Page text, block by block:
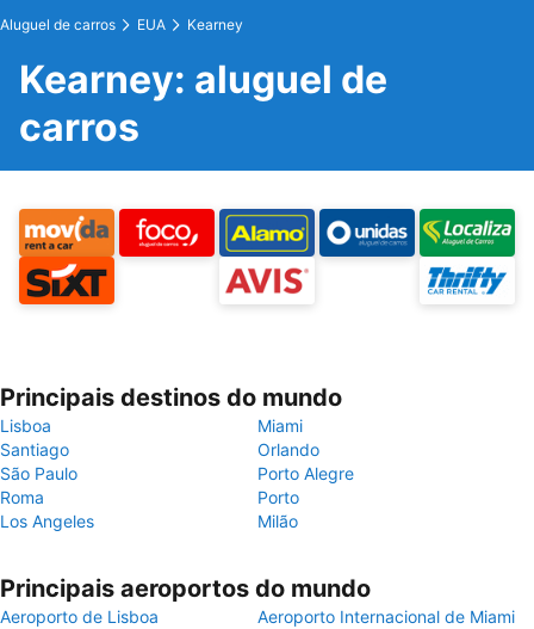
Aluguel de carros EUA Kearney
Kearney: aluguel de
carros
Principais destinos do mundo
Lisboa
Miami
Santiago
Orlando
São Paulo
Porto Alegre
Roma
Porto
Los Angeles
Milão
Principais aeroportos do mundo
Aeroporto de Lisboa
Aeroporto Internacional de Miami